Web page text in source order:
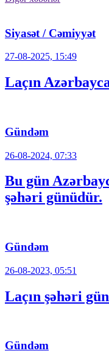
Siyasət / Cəmiyyət
27-08-2025, 15:49
Laçın
Gündəm
26-08-2024, 07:33
Bu gün
şəhəri günüdür.
Gündəm
26-08-2023, 05:51
Laçın şəhəri
Gündəm